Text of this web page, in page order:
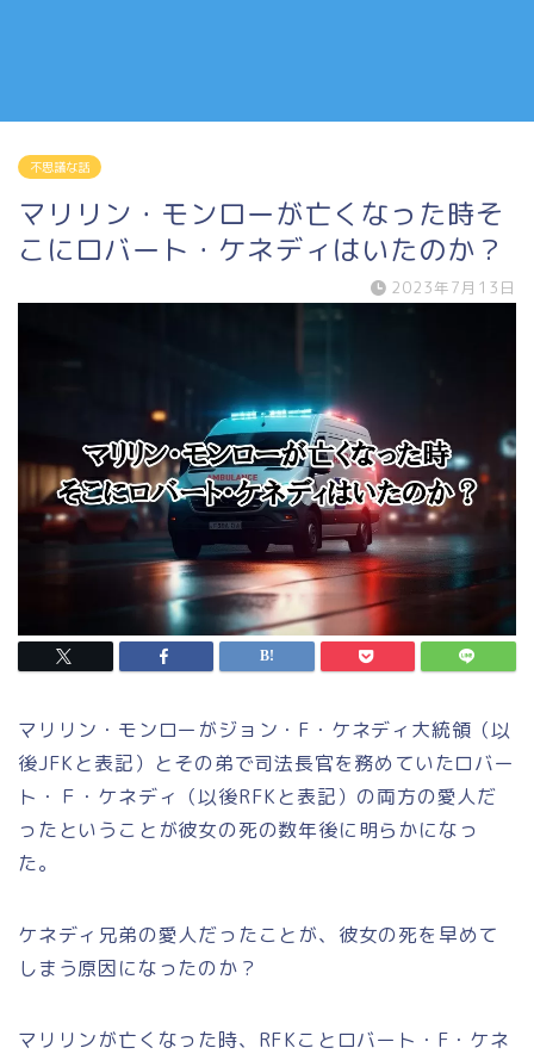
不思議な話
マリリン・モンローが亡くなった時そ
こにロバート・ケネディはいたのか？
2023年7月13日
マリリン・モンローがジョン・F・ケネディ大統領（以
後JFKと表記）とその弟で司法長官を務めていたロバー
ト・Ｆ・ケネディ（以後RFKと表記）の両方の愛人だ
ったということが彼女の死の数年後に明らかになっ
た。
ケネディ兄弟の愛人だったことが、彼女の死を早めて
しまう原因になったのか？
マリリンが亡くなった時、RFKことロバート・F・ケネ